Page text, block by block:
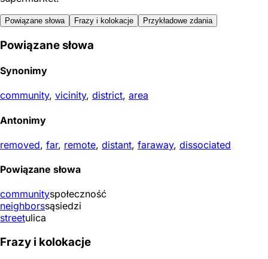
Powiązane słowa Frazy i kolokacje Przykładowe zdania
Powiązane słowa
Synonimy
community, vicinity, district, area
Antonimy
removed, far, remote, distant, faraway, dissociated
Powiązane słowa
communityspołeczność
neighborssąsiedzi
streetulica
Frazy i kolokacje